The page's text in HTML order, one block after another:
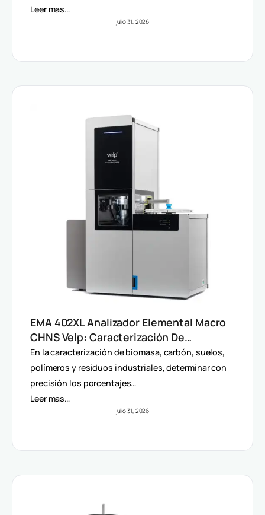
Leer mas…
julio 31, 2026
EMA 402XL Analizador Elemental Macro
CHNS Velp: Caracterización De
Muestras Heterogéneas Y Grandes
Volúmenes
En la caracterización de biomasa, carbón, suelos,
polímeros y residuos industriales, determinar con
precisión los porcentajes…
Leer mas…
julio 31, 2026